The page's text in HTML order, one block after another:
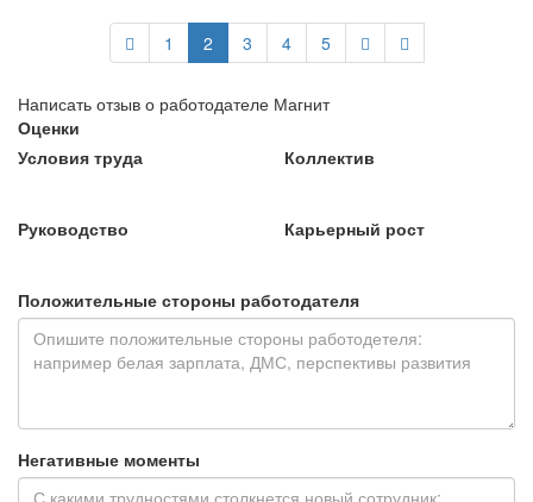
1 2 3 4 5
Написать отзыв о работодателе Магнит
Оценки
Условия труда
Коллектив
Руководство Карьерный рост
Положительные стороны работодателя
Негативные моменты